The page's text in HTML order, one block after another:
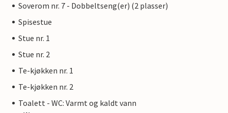
Soverom nr. 7 - Dobbeltseng(er) (2 plasser)
Spisestue
Stue nr. 1
Stue nr. 2
Te-kjøkken nr. 1
Te-kjøkken nr. 2
Toalett - WC: Varmt og kaldt vann